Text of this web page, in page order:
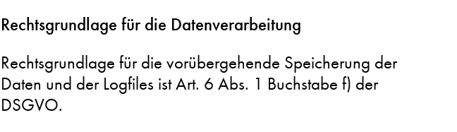
Rechtsgrundlage für die Datenverarbeitung
Rechtsgrundlage für die vorübergehende Speicherung der
Daten und der Logfiles ist Art. 6 Abs. 1 Buchstabe f) der
DSGVO.